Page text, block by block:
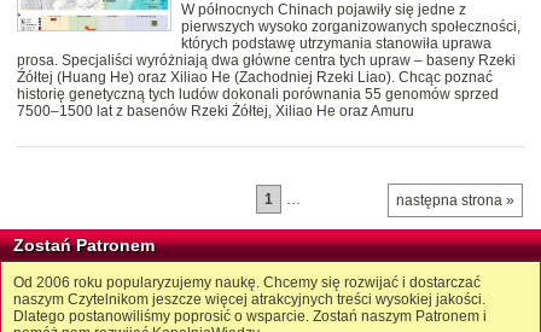
W północnych Chinach pojawiły się jedne z
pierwszych wysoko zorganizowanych społeczności,
których podstawę utrzymania stanowiła uprawa
prosa. Specjaliści wyróżniają dwa główne centra tych upraw – baseny Rzeki
Źółtej (Huang He) oraz Xiliao He (Zachodniej Rzeki Liao). Chcąc poznać
historię genetyczną tych ludów dokonali porównania 55 genomów sprzed
7500–1500 lat z basenów Rzeki Żółtej, Xiliao He oraz Amuru
następna strona »
1 …
Zostań Patronem
Od 2006 roku popularyzujemy naukę. Chcemy się rozwijać i dostarczać
naszym Czytelnikom jeszcze więcej atrakcyjnych treści wysokiej jakości.
Dlatego postanowiliśmy poprosić o wsparcie. Zostań naszym Patronem i